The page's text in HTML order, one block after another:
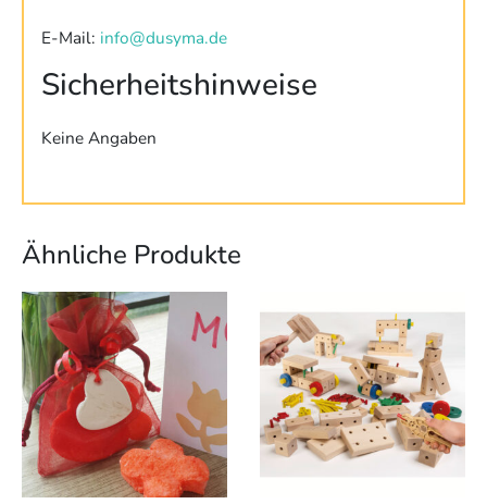
E-Mail: info@dusyma.de
Sicherheitshinweise
Keine Angaben
Ähnliche Produkte